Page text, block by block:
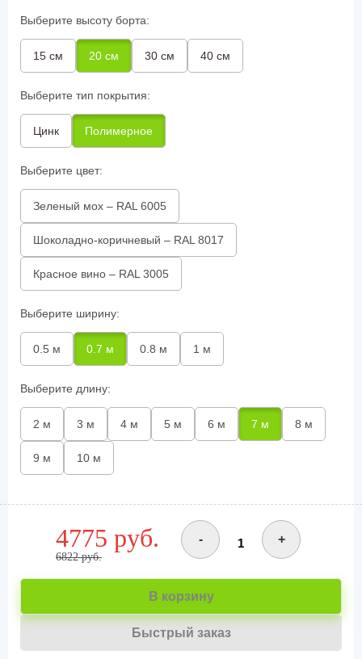
Выберите высоту борта:
15 см 20 см 30 см 40 см
Выберите тип покрытия:
Цинк Полимерное
Выберите цвет:
Зеленый мох – RAL 6005
Шоколадно-коричневый – RAL 8017
Красное вино – RAL 3005
Выберите ширину:
0.5 м 0.7 м 0.8 м 1 м
Выберите длину:
2 м 3 м 4 м 5 м 6 м 7 м 8 м
9 м 10 м
4775 руб.
6822 руб.
- +
Быстрый заказ
В корзину